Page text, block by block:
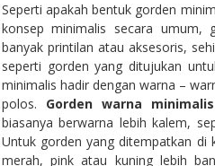
Seperti apakah bentuk gorden
konsep minimalis secara umum,
banyak printilan atau aksesoris,
seperti gorden yang ditujukan
minimalis hadir dengan warna –
polos. Gorden warna minimalis
biasanya berwarna lebih kalem,
Untuk gorden yang ditempatkan di
merah, pink atau kuning lebih